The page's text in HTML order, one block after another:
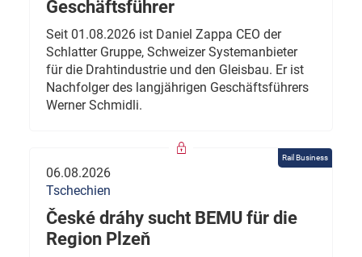
Geschäftsführer
Seit 01.08.2026 ist Daniel Zappa CEO der
Schlatter Gruppe, Schweizer Systemanbieter
für die Drahtindustrie und den Gleisbau. Er ist
Nachfolger des langjährigen Geschäftsführers
Werner Schmidli.
Rail Business
06.08.2026
Tschechien
České dráhy sucht BEMU für die
Region Plzeň